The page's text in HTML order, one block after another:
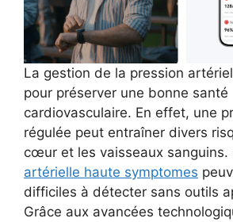
La gestion de la pression
pour préserver une bonne santé
cardiovasculaire. En effet, une
régulée peut entraîner divers
cœur et les vaisseaux sanguins.
artérielle haute symptomes
difficiles à détecter sans outils
Grâce aux avancées